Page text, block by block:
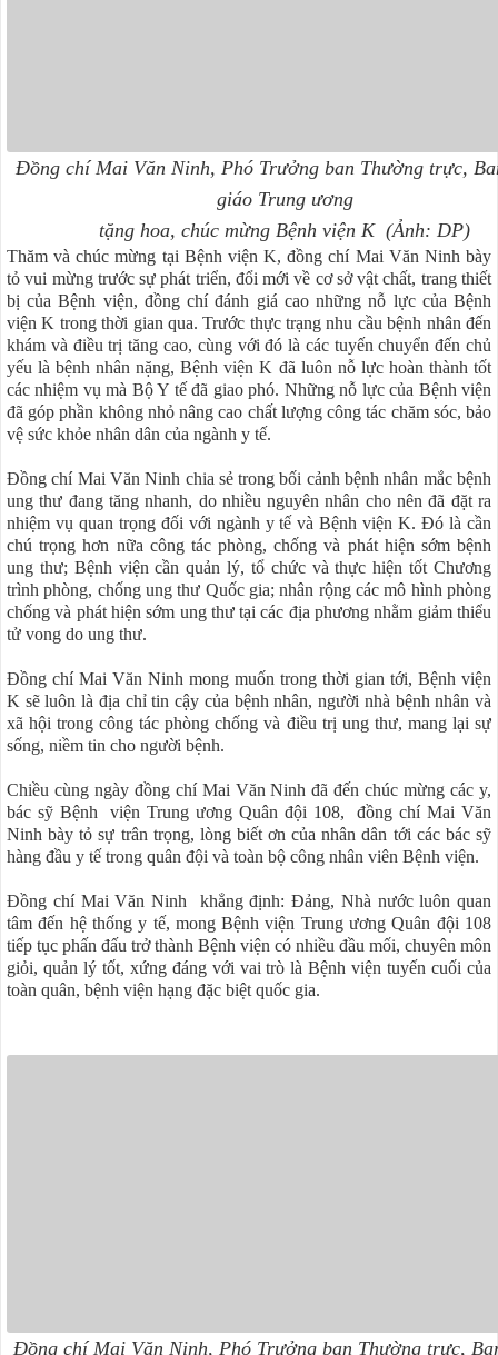
Đồng chí Mai Văn Ninh, Phó Trưởng ban Thường trực,
giáo Trung ương
tặng hoa, chúc mừng Bệnh viện K (Ảnh: DP)
Thăm và chúc mừng tại Bệnh viện K, đồng chí Mai Văn Ninh bày
tỏ vui mừng trước sự phát triển, đổi mới về cơ sở vật chất, trang thiết
bị của Bệnh viện, đồng chí đánh giá cao những nỗ lực của Bệnh
viện K trong thời gian qua. Trước thực trạng nhu cầu bệnh nhân đến
khám và điều trị tăng cao, cùng với đó là các tuyến chuyển đến chủ
yếu là bệnh nhân nặng, Bệnh viện K đã luôn nỗ lực hoàn thành tốt
các nhiệm vụ mà Bộ Y tế đã giao phó. Những nỗ lực của Bệnh viện
đã góp phần không nhỏ nâng cao chất lượng công tác chăm sóc, bảo
vệ sức khỏe nhân dân của ngành y tế.
Đồng chí Mai Văn Ninh chia sẻ trong bối cảnh bệnh nhân mắc bệnh
ung thư đang tăng nhanh, do nhiều nguyên nhân cho nên đã đặt ra
nhiệm vụ quan trọng đối với ngành y tế và Bệnh viện K. Đó là cần
chú trọng hơn nữa công tác phòng, chống và phát hiện sớm bệnh
ung thư; Bệnh viện cần quản lý, tổ chức và thực hiện tốt Chương
trình phòng, chống ung thư Quốc gia; nhân rộng các mô hình phòng
chống và phát hiện sớm ung thư tại các địa phương nhằm giảm thiểu
tử vong do ung thư.
Đồng chí Mai Văn Ninh mong muốn trong thời gian tới, Bệnh viện
K sẽ luôn là địa chỉ tin cậy của bệnh nhân, người nhà bệnh nhân và
xã hội trong công tác phòng chống và điều trị ung thư, mang lại sự
sống, niềm tin cho người bệnh.
Chiều cùng ngày đồng chí Mai Văn Ninh đã đến chúc mừng các y,
bác sỹ Bệnh viện Trung ương Quân đội 108, đồng chí Mai Văn
Ninh bày tỏ sự trân trọng, lòng biết ơn của nhân dân tới các bác sỹ
hàng đầu y tế trong quân đội và toàn bộ công nhân viên Bệnh viện.
Đồng chí Mai Văn Ninh khẳng định: Đảng, Nhà nước luôn quan
tâm đến hệ thống y tế, mong Bệnh viện Trung ương Quân đội 108
tiếp tục phấn đấu trở thành Bệnh viện có nhiều đầu mối, chuyên môn
giỏi, quản lý tốt, xứng đáng với vai trò là Bệnh viện tuyến cuối của
toàn quân, bệnh viện hạng đặc biệt quốc gia.
Đồng chí Mai Văn Ninh, Phó Trưởng ban Thường trực,